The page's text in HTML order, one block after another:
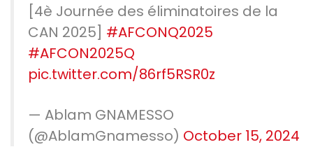
[4è Journée des éliminatoires de la
CAN 2025] #AFCONQ2025
#AFCON2025Q
pic.twitter.com/86rf5RSR0z
— Ablam GNAMESSO
(@AblamGnamesso) October 15, 2024